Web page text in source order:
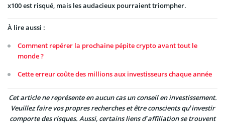
x100 est risqué, mais les audacieux pourraient triompher.
À lire aussi :
Comment repérer la prochaine pépite crypto avant tout le
monde ?
Cette erreur coûte des millions aux investisseurs chaque année
Cet article ne représente en aucun cas un conseil en investissement.
Veuillez faire vos propres recherches et être conscients qu’investir
comporte des risques. Aussi, certains liens d’affiliation se trouvent